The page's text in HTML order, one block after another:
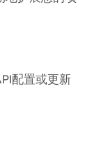
配置或更新